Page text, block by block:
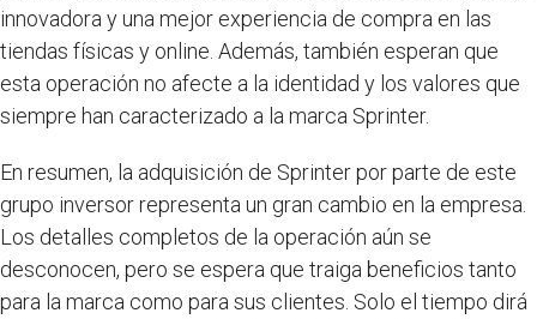
innovadora y una mejor experiencia de compra en las
tiendas físicas y online. Además, también esperan que
esta operación no afecte a la identidad y los valores que
siempre han caracterizado a la marca Sprinter.
En resumen, la adquisición de Sprinter por parte de este
grupo inversor representa un gran cambio en la empresa.
Los detalles completos de la operación aún se
desconocen, pero se espera que traiga beneficios tanto
para la marca como para sus clientes. Solo el tiempo dirá